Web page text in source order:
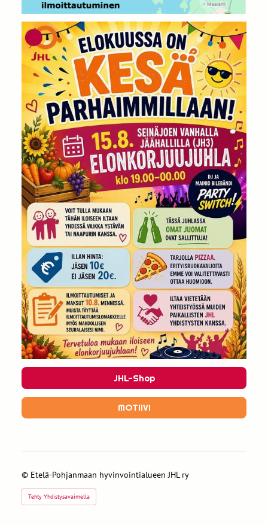
JHL-Shop
MOTIIVI
© Etelä-Pohjanmaan hyvinvointialueen JHL ry
Tehty Yhdistysavaimella